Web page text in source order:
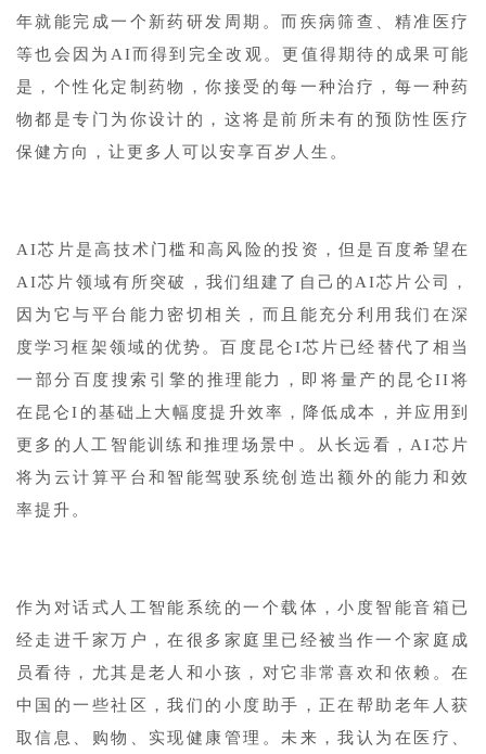
年就能完成一个新药研发周期。而疾病筛查、精准医疗
等也会因为AI而得到完全改观。更值得期待的成果可能
是，个性化定制药物，你接受的每一种治疗，每一种药
物都是专门为你设计的，这将是前所未有的预防性医疗
保健方向，让更多人可以安享百岁人生。
AI芯片是高技术门槛和高风险的投资，但是百度希望在
AI芯片领域有所突破，我们组建了自己的AI芯片公司，
因为它与平台能力密切相关，而且能充分利用我们在深
度学习框架领域的优势。百度昆仑I芯片已经替代了相当
一部分百度搜索引擎的推理能力，即将量产的昆仑II将
在昆仑I的基础上大幅度提升效率，降低成本，并应用到
更多的人工智能训练和推理场景中。从长远看，AI芯片
将为云计算平台和智能驾驶系统创造出额外的能力和效
率提升。
作为对话式人工智能系统的一个载体，小度智能音箱已
经走进千家万户，在很多家庭里已经被当作一个家庭成
员看待，尤其是老人和小孩，对它非常喜欢和依赖。在
中国的一些社区，我们的小度助手，正在帮助老年人获
取信息、购物、实现健康管理。未来，我认为在医疗、